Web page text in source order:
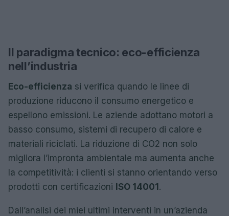
Il paradigma tecnico: eco-efficienza
nell’industria
Eco-efficienza si verifica quando le linee di
produzione riducono il consumo energetico e
espellono emissioni. Le aziende adottano motori a
basso consumo, sistemi di recupero di calore e
materiali riciclati. La riduzione di CO2 non solo
migliora l’impronta ambientale ma aumenta anche
la competitività: i clienti si stanno orientando verso
prodotti con certificazioni ISO 14001 .
Dall’analisi dei miei ultimi interventi in un’azienda